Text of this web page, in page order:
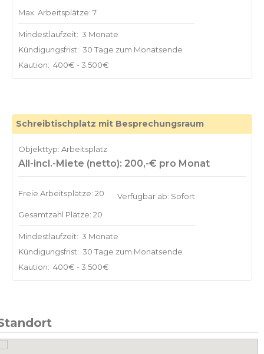
Max. Arbeitsplätze: 7
Mindestlaufzeit: 3 Monate
Kündigungsfrist: 30 Tage zum Monatsende
Kaution: 400€ - 3.500€
Schreibtischplatz mit Besprechungsraum
Objekttyp: Arbeitsplatz
All-incl.-Miete (netto): 200,-€ pro Monat
Freie Arbeitsplätze: 20
Gesamtzahl Plätze: 20
Verfügbar ab: Sofort
Mindestlaufzeit: 3 Monate
Kündigungsfrist: 30 Tage zum Monatsende
Kaution: 400€ - 3.500€